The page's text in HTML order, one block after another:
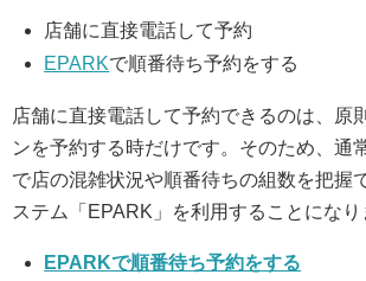
店舗に直接電話して予約
EPARKで順番待ち予約をする
店舗に直接電話して予約できるのは、原
ンを予約する時だけです。そのため、通
で店の混雑状況や順番待ちの組数を把握
ステム「EPARK」を利用することになり
EPARKで順番待ち予約をする